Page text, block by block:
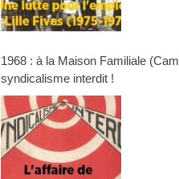
1968 : à la Maison Familiale
syndicalisme interdit !